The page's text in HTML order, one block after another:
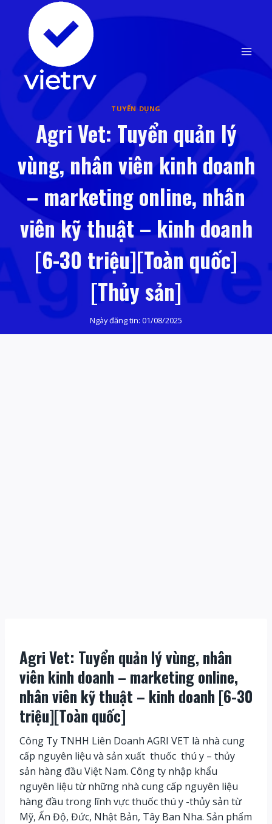
content
TUYỂN DỤNG
Agri Vet: Tuyển quản lý
vùng, nhân viên kinh doanh
– marketing online, nhân
viên kỹ thuật – kinh doanh
[6-30 triệu][Toàn quốc]
[Thủy sản]
Ngày đăng tin: 01/08/2025
Agri Vet: Tuyển quản lý vùng, nhân
viên kinh doanh – marketing online,
nhân viên kỹ thuật – kinh doanh [6-30
triệu][Toàn quốc]
Công Ty TNHH Liên Doanh AGRI VET là nhà cung
cấp nguyên liệu và sản xuất thuốc thú y – thủy
sản hàng đầu Việt Nam. Công ty nhập khẩu
nguyên liệu từ những nhà cung cấp nguyên liệu
hàng đầu trong lĩnh vực thuốc thú y -thủy sản từ
Mỹ, Ấn Độ, Đức, Nhật Bản, Tây Ban Nha. Sản phẩm